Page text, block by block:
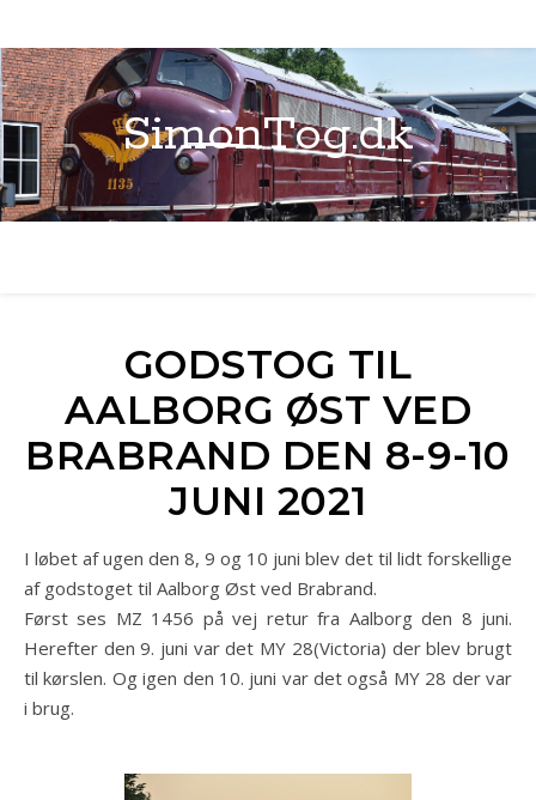
SimonTog.dk
GODSTOG TIL
AALBORG ØST VED
BRABRAND DEN 8-9-10
JUNI 2021
I løbet af ugen den 8, 9 og 10 juni blev det til lidt forskellige
af godstoget til Aalborg Øst ved Brabrand.
Først ses MZ 1456 på vej retur fra Aalborg den 8 juni.
Herefter den 9. juni var det MY 28(Victoria) der blev brugt
til kørslen. Og igen den 10. juni var det også MY 28 der var
i brug.